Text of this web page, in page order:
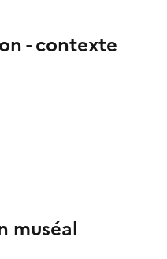
- contexte
muséal